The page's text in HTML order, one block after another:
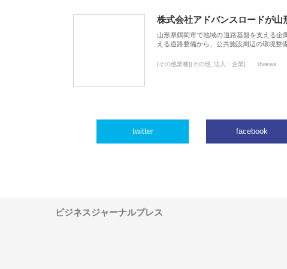
株式会社アドバンスロードが
山形県鶴岡市で地域の道路基盤を支える企
える道路整備から、公共施設周辺の環境整
[その他業種][その他_法人・企業] 0views
twitter facebook
ビジネスジャーナルプレス